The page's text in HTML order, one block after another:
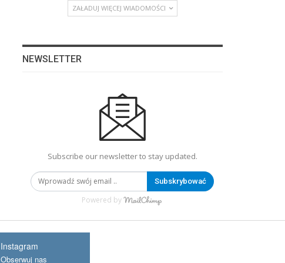
ZAŁADUJ WIĘCEJ WIADOMOŚCI
NEWSLETTER
Subscribe our newsletter to stay updated.
Subskrybować
Powered by
Instagram
Obserwuj nas